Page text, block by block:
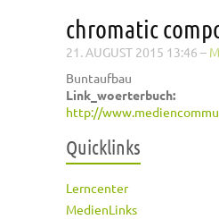
chromatic
21. AUGUST 2015 13:46 –
Buntaufbau
Link_woerterbuch:
http://
Quicklinks
Lerncenter
MedienLinks